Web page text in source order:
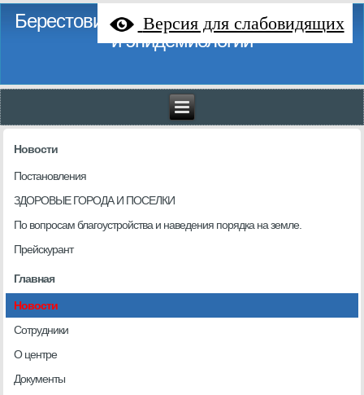
Версия для слабовидящих
Берестовицкий районный центр гигиены
и эпидемиологии
Новости
Постановления
ЗДОРОВЫЕ ГОРОДА И ПОСЕЛКИ
По вопросам благоустройства и наведения порядка на земле.
Прейскурант
Главная
Новости
Сотрудники
О центре
Документы